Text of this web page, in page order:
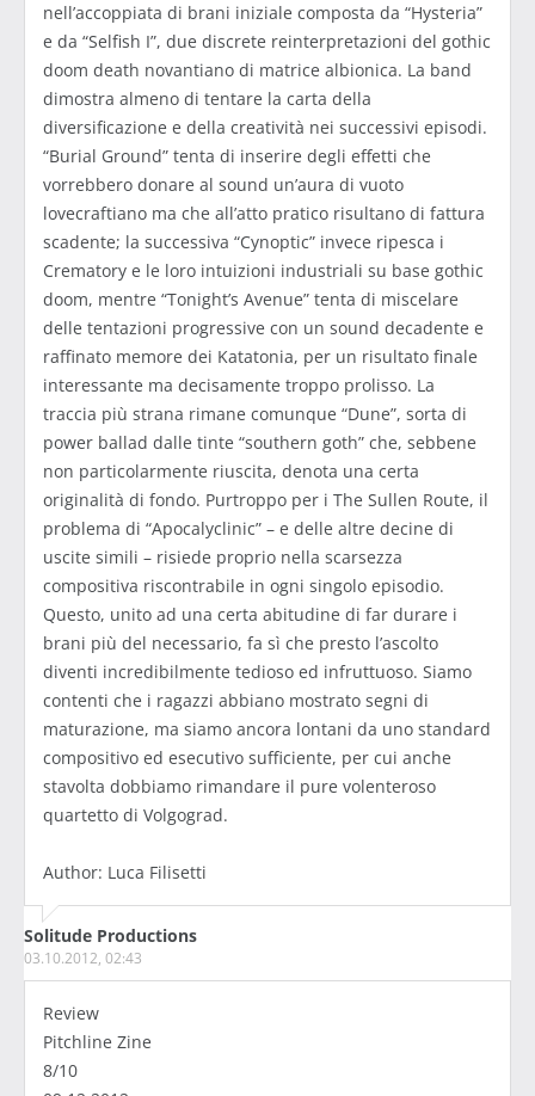
nell’accoppiata di brani iniziale composta da “Hysteria”
e da “Selfish I”, due discrete reinterpretazioni del gothic
doom death novantiano di matrice albionica. La band
dimostra almeno di tentare la carta della
diversificazione e della creatività nei successivi episodi.
“Burial Ground” tenta di inserire degli effetti che
vorrebbero donare al sound un’aura di vuoto
lovecraftiano ma che all’atto pratico risultano di fattura
scadente; la successiva “Cynoptic” invece ripesca i
Crematory e le loro intuizioni industriali su base gothic
doom, mentre “Tonight’s Avenue” tenta di miscelare
delle tentazioni progressive con un sound decadente e
raffinato memore dei Katatonia, per un risultato finale
interessante ma decisamente troppo prolisso. La
traccia più strana rimane comunque “Dune”, sorta di
power ballad dalle tinte “southern goth” che, sebbene
non particolarmente riuscita, denota una certa
originalità di fondo. Purtroppo per i The Sullen Route, il
problema di “Apocalyclinic” – e delle altre decine di
uscite simili – risiede proprio nella scarsezza
compositiva riscontrabile in ogni singolo episodio.
Questo, unito ad una certa abitudine di far durare i
brani più del necessario, fa sì che presto l’ascolto
diventi incredibilmente tedioso ed infruttuoso. Siamo
contenti che i ragazzi abbiano mostrato segni di
maturazione, ma siamo ancora lontani da uno standard
compositivo ed esecutivo sufficiente, per cui anche
stavolta dobbiamo rimandare il pure volenteroso
quartetto di Volgograd.
Author: Luca Filisetti
Solitude Productions
03.10.2012, 02:43
Review
Pitchline Zine
8/10